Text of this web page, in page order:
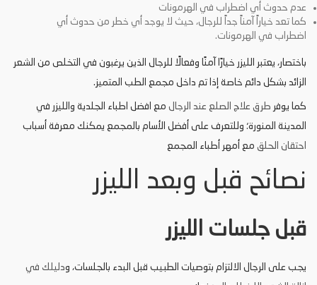
عدم حدوث أي اضطراب في الهرمونات
كما تعد خياراً آمناً جداً للرجال، حيث لا يوجد أي خطر من حدوث أي
اضطراب في الهرمونات.
باختصار، يعتبر الليزر خيارًا آمنًا وفعالًا للرجال الذين يرغبون في التخلص من الشعر
الزائد بشكل دائم خاصة إذا تم داخل مجمع الطب المتميز.
كما يوفر طرق علاج الصلع عند الرجال مع افضل اطباء الجلدية والليزر في
المدينة المنورة؛ وللتعرف على أفضل الأسام بالمجمع يمكنك معرفة أسباب
احتقان الحلق مع أمهر أطباء المجمع
نصائح قبل وبعد الليزر
قبل جلسات الليزر
يجب على الرجال الالتزام بتوصيات الطبيب قبل البدء بالجلسات، ودليلك في